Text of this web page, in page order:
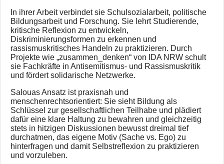
In ihrer Arbeit verbindet sie Schulsozialarbeit, politische
Bildungsarbeit und Forschung. Sie lehrt Studierende,
kritische Reflexion zu entwickeln,
Diskriminierungsformen zu erkennen und
rassismuskritisches Handeln zu praktizieren. Durch
Projekte wie „zusammen_denken“ von IDA NRW schult
sie Fachkräfte in Antisemitismus‑ und Rassismuskritik
und fördert solidarische Netzwerke.
Salouas Ansatz ist praxisnah und
menschenrechtsorientiert: Sie sieht Bildung als
Schlüssel zur gesellschaftlichen Teilhabe und plädiert
dafür eine klare Haltung zu bewahren und gleichzeitig
stets in hitzigen Diskussionen bewusst dreimal tief
durchatmen, das eigene Motiv (Sache vs. Ego) zu
hinterfragen und damit Selbstreflexion zu praktizieren
und vorzuleben.